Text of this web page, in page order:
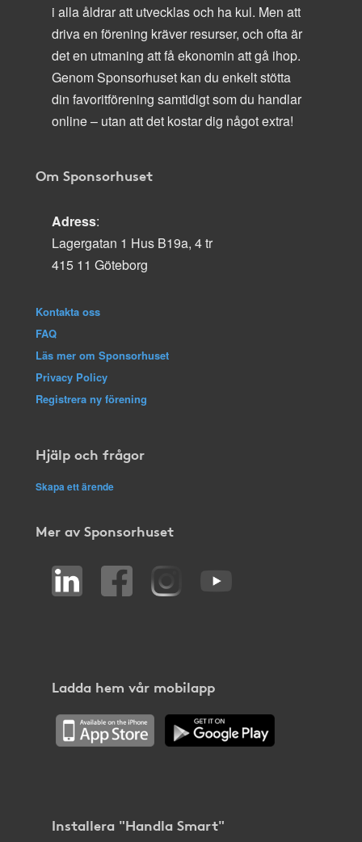
i alla åldrar att utvecklas och ha kul. Men att
driva en förening kräver resurser, och ofta är
det en utmaning att få ekonomin att gå ihop.
Genom Sponsorhuset kan du enkelt stötta
din favoritförening samtidigt som du handlar
online – utan att det kostar dig något extra!
Om Sponsorhuset
Adress:
Lagergatan 1 Hus B19a, 4 tr
415 11 Göteborg
Kontakta oss
FAQ
Läs mer om Sponsorhuset
Privacy Policy
Registrera ny förening
Hjälp och frågor
Skapa ett ärende
Mer av Sponsorhuset
Ladda hem vår mobilapp
Installera "Handla Smart"